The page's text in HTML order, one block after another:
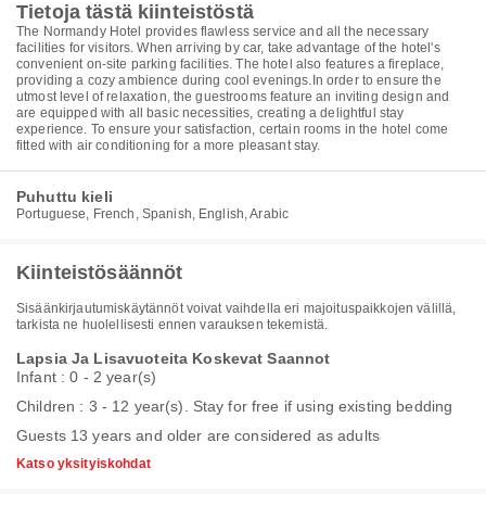
Tietoja tästä kiinteistöstä
The Normandy Hotel provides flawless service and all the necessary
facilities for visitors. When arriving by car, take advantage of the hotel's
convenient on-site parking facilities. The hotel also features a fireplace,
providing a cozy ambience during cool evenings.In order to ensure the
utmost level of relaxation, the guestrooms feature an inviting design and
are equipped with all basic necessities, creating a delightful stay
experience. To ensure your satisfaction, certain rooms in the hotel come
fitted with air conditioning for a more pleasant stay.
Puhuttu kieli
Portuguese, French, Spanish, English, Arabic
Kiinteistösäännöt
Sisäänkirjautumiskäytännöt voivat vaihdella eri majoituspaikkojen välillä,
tarkista ne huolellisesti ennen varauksen tekemistä.
Lapsia Ja Lisavuoteita Koskevat Saannot
Infant : 0 - 2 year(s)
Children : 3 - 12 year(s). Stay for free if using existing bedding
Guests 13 years and older are considered as adults
Katso yksityiskohdat